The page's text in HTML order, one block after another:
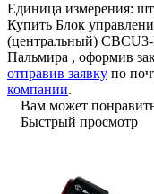
Единица измерения: шт
Купить Блок
(центральный)
Пальмира , оформив
отправив заявку по
компании.
Вам может
Быстрый просмотр